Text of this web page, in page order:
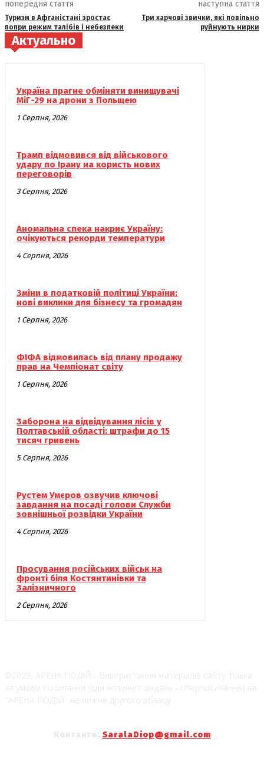
попередня стаття
Туризм в Афганістані зростає
попри режим талібів і небезпеки
наступна стаття
Три харчові звички, які повільно
руйнують нирки
Актуально
Україна прагне обміняти винищувачі
МіГ-29 на дрони з Польщею
1 Серпня, 2026
Трамп відмовився від військового
удару по Ірану на користь нових
переговорів
3 Серпня, 2026
Аномальна спека накриє Україну:
очікуються рекорди температури
4 Серпня, 2026
Зміни в податковій політиці України:
нові виклики для бізнесу та громадян
1 Серпня, 2026
ФІФА відмовилась від плану продажу
прав на Чемпіонат світу
1 Серпня, 2026
Заборона на відвідування лісів у
Полтавській області: штрафи до 15
тисяч гривень
5 Серпня, 2026
Рустем Умєров озвучив ключові
завдання на посаді голови Служби
зовнішньої розвідки України
4 Серпня, 2026
Просування російських військ на
фронті біля Костянтинівки та
Залізничного
2 Серпня, 2026
SaralaDiop@gmail.com